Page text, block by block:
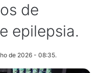
de
epilepsia.
de 2026 - 08:35.